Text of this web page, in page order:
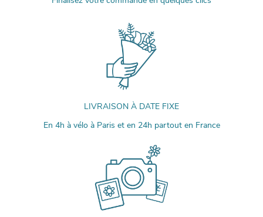
LIVRAISON À DATE FIXE
En 4h à vélo à Paris et en 24h partout en France